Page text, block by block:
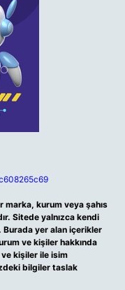
kurum veya şahıs
Sitede yalnızca kendi
Burada yer alan içerikler
ve kişiler hakkında
ve kişiler ile isim
bilgiler taslak